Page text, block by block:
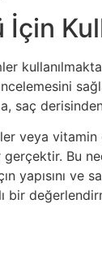
saç
veya
Bu
yapısını
bir